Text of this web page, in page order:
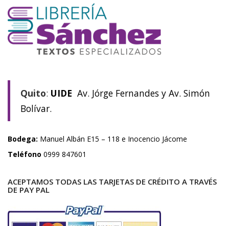
Quito: UIDE Av. Jórge Fernandes y Av. Simón
Bolívar.
Bodega: Manuel Albán E15 – 118 e Inocencio Jácome
Teléfono 0999 847601
ACEPTAMOS TODAS LAS TARJETAS DE CRÉDITO A TRAVÉS
DE PAY PAL